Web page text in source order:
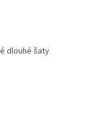
dlouhé šaty